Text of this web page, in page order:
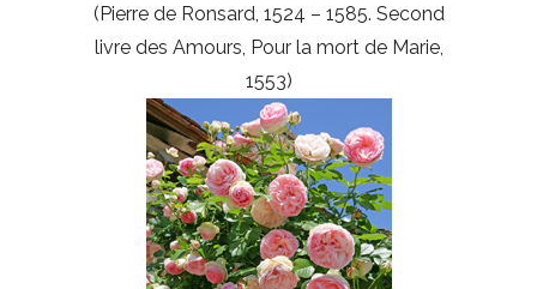
(Pierre de Ronsard, 1524 – 1585. Second
livre des Amours, Pour la mort de Marie,
1553)